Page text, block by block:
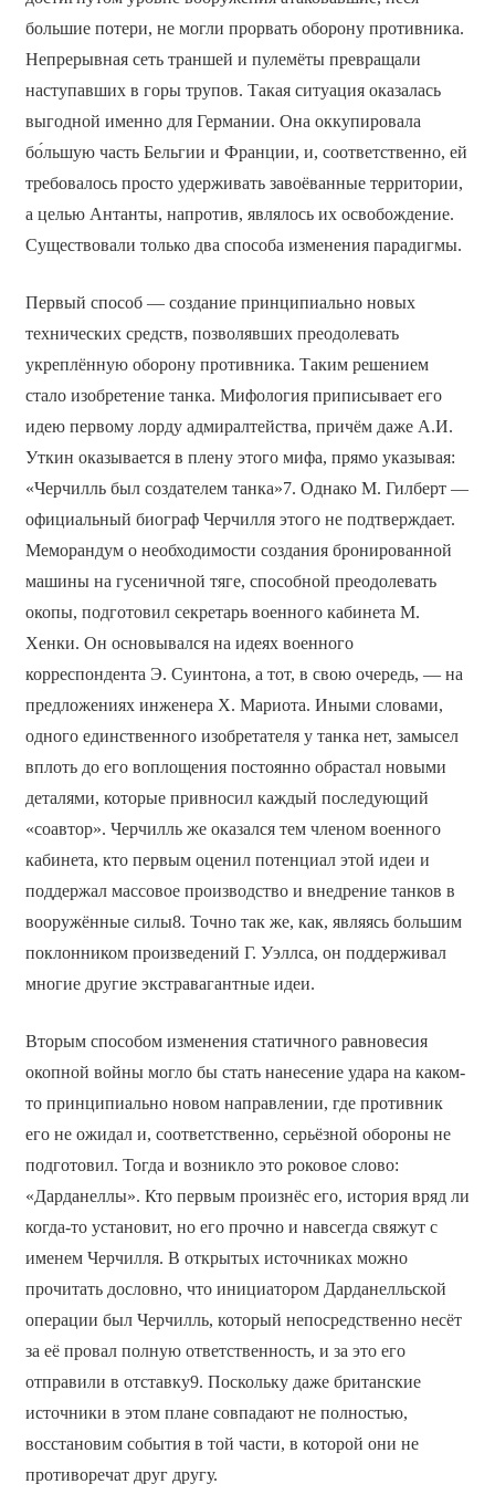
большие потери, не могли прорвать оборону противника.
Непрерывная сеть траншей и пулемёты превращали
наступавших в горы трупов. Такая ситуация оказалась
выгодной именно для Германии. Она оккупировала
бо́льшую часть Бельгии и Франции, и, соответственно, ей
требовалось просто удерживать завоёванные территории,
а целью Антанты, напротив, являлось их освобождение.
Существовали только два способа изменения парадигмы.
Первый способ — создание принципиально новых
технических средств, позволявших преодолевать
укреплённую оборону противника. Таким решением
стало изобретение танка. Мифология приписывает его
идею первому лорду адмиралтейства, причём даже А.И.
Уткин оказывается в плену этого мифа, прямо указывая:
«Черчилль был создателем танка»7. Однако М. Гилберт —
официальный биограф Черчилля этого не подтверждает.
Меморандум о необходимости создания бронированной
машины на гусеничной тяге, способной преодолевать
окопы, подготовил секретарь военного кабинета М.
Хенки. Он основывался на идеях военного
корреспондента Э. Суинтона, а тот, в свою очередь, — на
предложениях инженера Х. Мариота. Иными словами,
одного единственного изобретателя у танка нет, замысел
вплоть до его воплощения постоянно обрастал новыми
деталями, которые привносил каждый последующий
«соавтор». Черчилль же оказался тем членом военного
кабинета, кто первым оценил потенциал этой идеи и
поддержал массовое производство и внедрение танков в
вооружённые силы8. Точно так же, как, являясь большим
поклонником произведений Г. Уэллса, он поддерживал
многие другие экстравагантные идеи.
Вторым способом изменения статичного равновесия
окопной войны могло бы стать нанесение удара на каком-
то принципиально новом направлении, где противник
его не ожидал и, соответственно, серьёзной обороны не
подготовил. Тогда и возникло это роковое слово:
«Дарданеллы». Кто первым произнёс его, история вряд ли
когда-то установит, но его прочно и навсегда свяжут с
именем Черчилля. В открытых источниках можно
прочитать дословно, что инициатором Дарданелльской
операции был Черчилль, который непосредственно несёт
за её провал полную ответственность, и за это его
отправили в отставку9. Поскольку даже британские
источники в этом плане совпадают не полностью,
восстановим события в той части, в которой они не
противоречат друг другу.